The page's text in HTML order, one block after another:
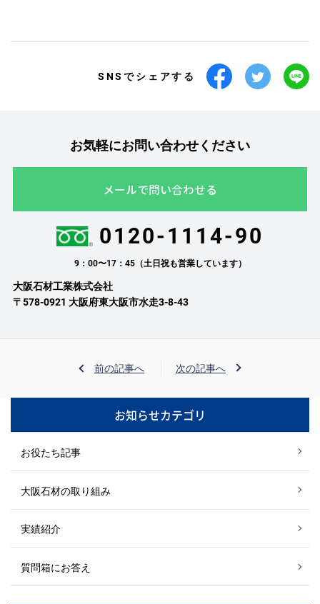
SNSでシェアする
お気軽にお問い合わせください
メールで問い合わせる
0120-1114-90
9：00〜17：45（土日祝も営業しています）
大阪石材工業株式会社
〒578-0921 大阪府東大阪市水走3-8-43
前の記事へ 次の記事へ
お知らせカテゴリ
お役たち記事
大阪石材の取り組み
実績紹介
質問箱にお答え